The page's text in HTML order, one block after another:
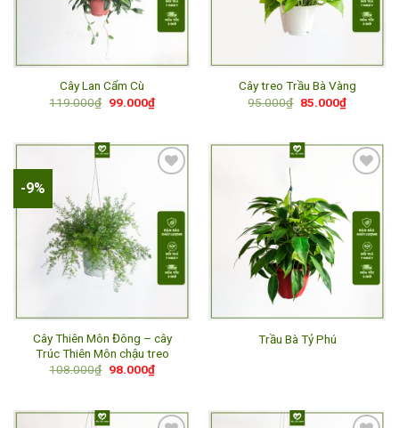
Cây Lan Cẩm Cù
119.000₫ Giá
99.000₫Giá
hiện
99.000₫.
Cây treo Trầu Bà Vàng
95.000₫ Giá
85.000₫Giá
hiện
85.000₫.
-9%
Add to
wishlist
Cây Thiên Môn Đông – cây
Trúc Thiên Môn chậu treo
108.000₫ Giá
98.000₫Giá
hiện
98.000₫.
Add to
wishlist
Trầu Bà Tỷ Phú